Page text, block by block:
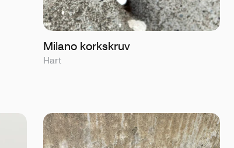
Milano korkskruv
Hart